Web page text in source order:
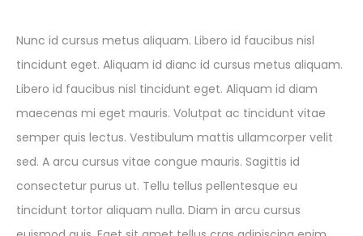
Nunc id cursus metus aliquam. Libero id faucibus nisl
tincidunt eget. Aliquam id dianc id cursus metus aliquam.
Libero id faucibus nisl tincidunt eget. Aliquam id diam
maecenas mi eget mauris. Volutpat ac tincidunt vitae
semper quis lectus. Vestibulum mattis ullamcorper velit
sed. A arcu cursus vitae congue mauris. Sagittis id
consectetur purus ut. Tellu tellus pellentesque eu
tincidunt tortor aliquam nulla. Diam in arcu cursus